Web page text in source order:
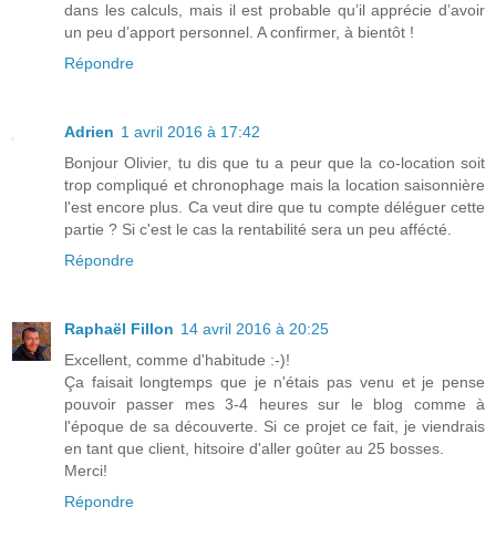
dans les calculs, mais il est probable qu’il apprécie d’avoir
un peu d’apport personnel. A confirmer, à bientôt !
Répondre
Adrien 1 avril 2016 à 17:42
Bonjour Olivier, tu dis que tu a peur que la co-location soit
trop compliqué et chronophage mais la location saisonnière
l'est encore plus. Ca veut dire que tu compte déléguer cette
partie ? Si c'est le cas la rentabilité sera un peu affécté.
Répondre
Raphaël Fillon 14 avril 2016 à 20:25
Excellent, comme d'habitude :-)!
Ça faisait longtemps que je n'étais pas venu et je pense
pouvoir passer mes 3-4 heures sur le blog comme à
l'époque de sa découverte. Si ce projet ce fait, je viendrais
en tant que client, hitsoire d'aller goûter au 25 bosses.
Merci!
Répondre